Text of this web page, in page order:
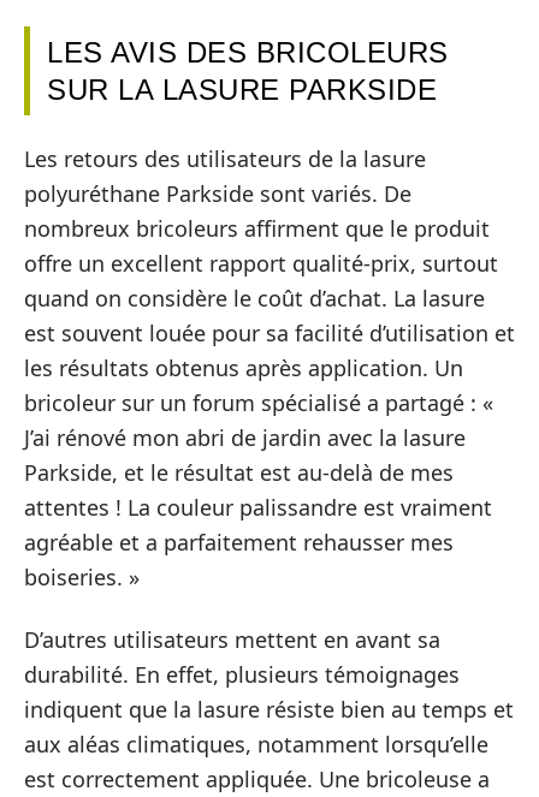
LES AVIS DES BRICOLEURS
SUR LA LASURE PARKSIDE
Les retours des utilisateurs de la lasure
polyuréthane Parkside sont variés. De
nombreux bricoleurs affirment que le produit
offre un excellent rapport qualité-prix, surtout
quand on considère le coût d’achat. La lasure
est souvent louée pour sa facilité d’utilisation et
les résultats obtenus après application. Un
bricoleur sur un forum spécialisé a partagé : «
J’ai rénové mon abri de jardin avec la lasure
Parkside, et le résultat est au-delà de mes
attentes ! La couleur palissandre est vraiment
agréable et a parfaitement rehausser mes
boiseries. »
D’autres utilisateurs mettent en avant sa
durabilité. En effet, plusieurs témoignages
indiquent que la lasure résiste bien au temps et
aux aléas climatiques, notamment lorsqu’elle
est correctement appliquée. Une bricoleuse a